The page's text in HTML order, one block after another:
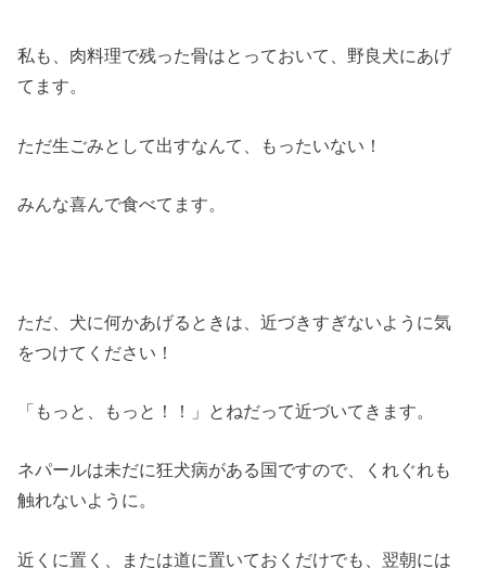
私も、肉料理で残った骨はとっておいて、野良犬にあげ
てます。
ただ生ごみとして出すなんて、もったいない！
みんな喜んで食べてます。
ただ、犬に何かあげるときは、近づきすぎないように気
をつけてください！
「もっと、もっと！！」とねだって近づいてきます。
ネパールは未だに狂犬病がある国ですので、くれぐれも
触れないように。
近くに置く、または道に置いておくだけでも、翌朝には